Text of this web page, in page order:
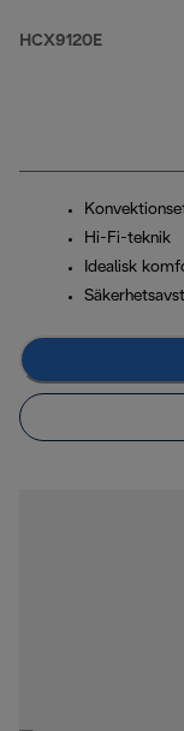
HCX9120E
Hi-Fi-teknik
Idealisk